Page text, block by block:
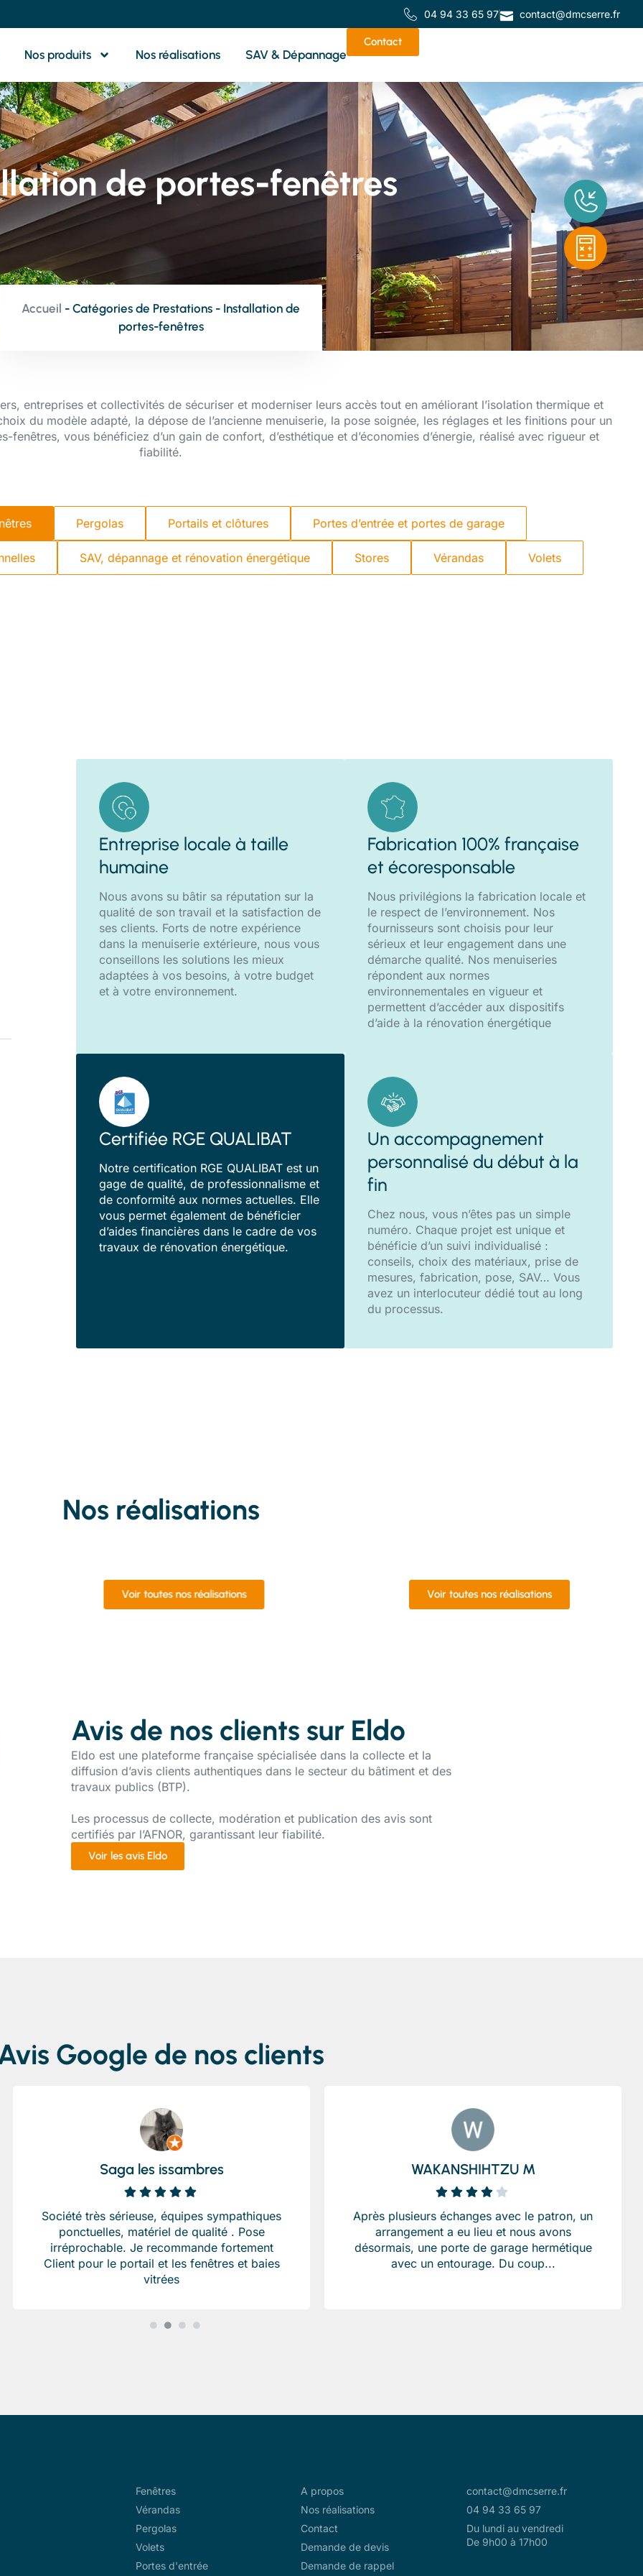
04 94 33 65 97 contact@dmcserre.fr
Nos produits Nos réalisations SAV & Dépannage
Contact
de portes-fenêtres
Accueil - Catégories de Prestations - Installation de
portes-fenêtres
entreprises et collectivités de sécuriser et moderniser leurs accès tout en améliorant l’isolation thermique et
du modèle adapté, la dépose de l’ancienne menuiserie, la pose soignée, les réglages et les finitions pour un
vous bénéficiez d’un gain de confort, d’esthétique et d’économies d’énergie, réalisé avec rigueur et
fiabilité.
Pergolas Portails et clôtures Portes d’entrée et portes de garage
SAV, dépannage et rénovation énergétique Stores Vérandas
Volets
Entreprise locale à taille
humaine
Nous avons su bâtir sa réputation sur la
qualité de son travail et la satisfaction de
ses clients. Forts de notre expérience
dans la menuiserie extérieure, nous vous
conseillons les solutions les mieux
adaptées à vos besoins, à votre budget
et à votre environnement.
Fabrication 100% française
et écoresponsable
Nous privilégions la fabrication locale et
le respect de l’environnement. Nos
fournisseurs sont choisis pour leur
sérieux et leur engagement dans une
démarche qualité. Nos menuiseries
répondent aux normes
environnementales en vigueur et
permettent d’accéder aux dispositifs
d’aide à la rénovation énergétique
Certifiée RGE QUALIBAT
Notre certification RGE QUALIBAT est un
gage de qualité, de professionnalisme et
de conformité aux normes actuelles. Elle
vous permet également de bénéficier
d’aides financières dans le cadre de vos
travaux de rénovation énergétique.
Un accompagnement
personnalisé du début à la
fin
Chez nous, vous n’êtes pas un simple
numéro. Chaque projet est unique et
bénéficie d’un suivi individualisé :
conseils, choix des matériaux, prise de
mesures, fabrication, pose, SAV… Vous
avez un interlocuteur dédié tout au long
du processus.
Nos réalisations
Voir toutes nos réalisations Voir toutes nos réalisations
Avis de nos clients sur Eldo
​Eldo est une plateforme française spécialisée dans la collecte et la
diffusion d’avis clients authentiques dans le secteur du bâtiment et des
travaux publics (BTP).
Les processus de collecte, modération et publication des avis sont
certifiés par l’AFNOR, garantissant leur fiabilité.
Voir les avis Eldo
Google de nos clients
Saga les issambres
Société très sérieuse, équipes sympathiques
ponctuelles, matériel de qualité . Pose
irréprochable. Je recommande fortement
Client pour le portail et les fenêtres et baies
vitrées
WAKANSHIHTZU M
Après plusieurs échanges avec le patron, un
arrangement a eu lieu et nous avons
désormais, une porte de garage hermétique
avec un entourage. Du coup...
Fenêtres
Vérandas
Pergolas
Volets
Portes d'entrée
A propos
Nos réalisations
Contact
Demande de devis
Demande de rappel
contact@dmcserre.fr
04 94 33 65 97
Du lundi au vendredi
De 9h00 à 17h00